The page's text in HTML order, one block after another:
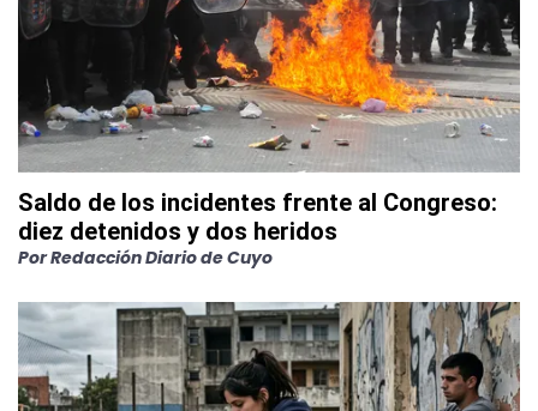
Saldo de los incidentes frente al Congreso:
diez detenidos y dos heridos
PorRedacción Diario de Cuyo